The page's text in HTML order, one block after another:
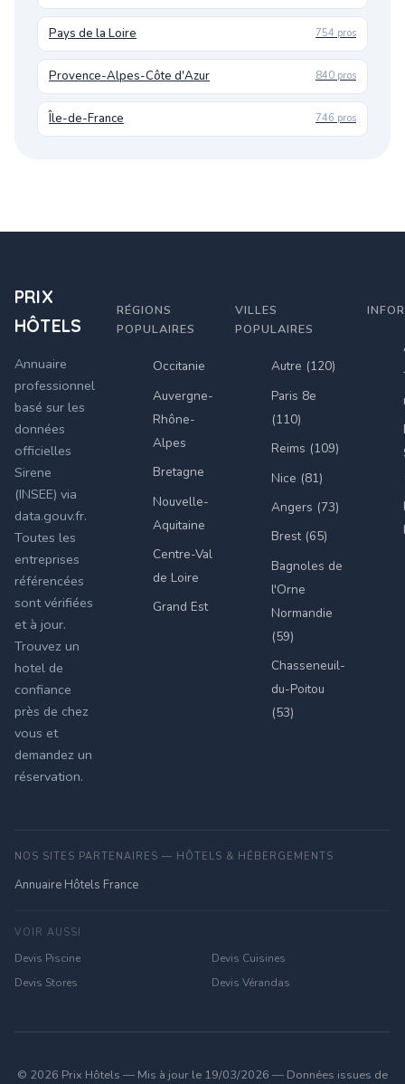
Pays de la Loire 754 pros
Provence-Alpes-Côte d'Azur 840 pros
Île-de-France 746 pros
PRIX
HÔTELS
Annuaire
professionnel
basé sur les
données
officielles
Sirene
(INSEE) via
data.gouv.fr.
Toutes les
entreprises
référencées
sont vérifiées
et à jour.
Trouvez un
hotel de
confiance
près de chez
vous et
demandez un
réservation.
RÉGIONS
POPULAIRES
Occitanie
Auvergne-
Rhône-
Alpes
Bretagne
Nouvelle-
Aquitaine
Centre-Val
de Loire
Grand Est
VILLES
POPULAIRES
Autre (120)
Paris 8e
(110)
Reims (109)
Nice (81)
Angers (73)
Brest (65)
Bagnoles de
l'Orne
Normandie
(59)
Chasseneuil-
du-Poitou
(53)
NOS SITES PARTENAIRES — HÔTELS & HÉBERGEMENTS
Annuaire Hôtels France
VOIR AUSSI
Devis Piscine
Devis Cuisines
Devis Stores
Devis Vérandas
© 2026 Prix Hôtels — Mis à jour le 19/03/2026 — Données issues de